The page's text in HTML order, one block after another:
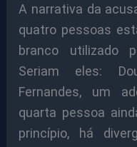
A narrativa da
quatro pessoas
branco utilizado
Seriam eles:
Fernandes, um
quarta pessoa
princípio, há